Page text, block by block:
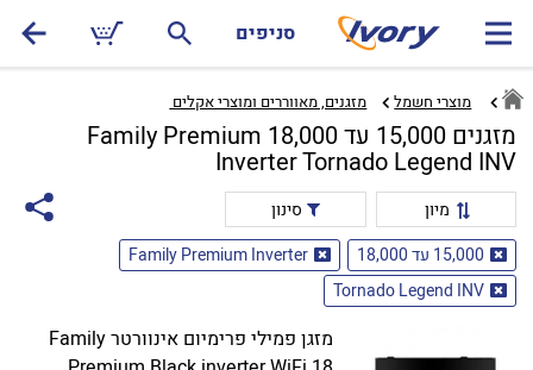
סניפים
מוצרי חשמל מזגנים, מאווררים ומוצרי אקלים ‏
מזגנים 15,000 עד 18,000 Family Premium
Inverter Tornado Legend INV
מיון
סינון
15,000 עד 18,000
Family Premium Inverter
Tornado Legend INV
מזגן פמילי פרימיום אינוורטר Family